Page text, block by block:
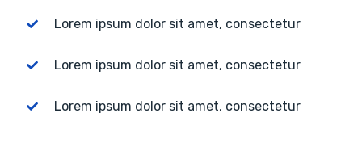
Lorem ipsum dolor sit amet, consectetur
Lorem ipsum dolor sit amet, consectetur
Lorem ipsum dolor sit amet, consectetur